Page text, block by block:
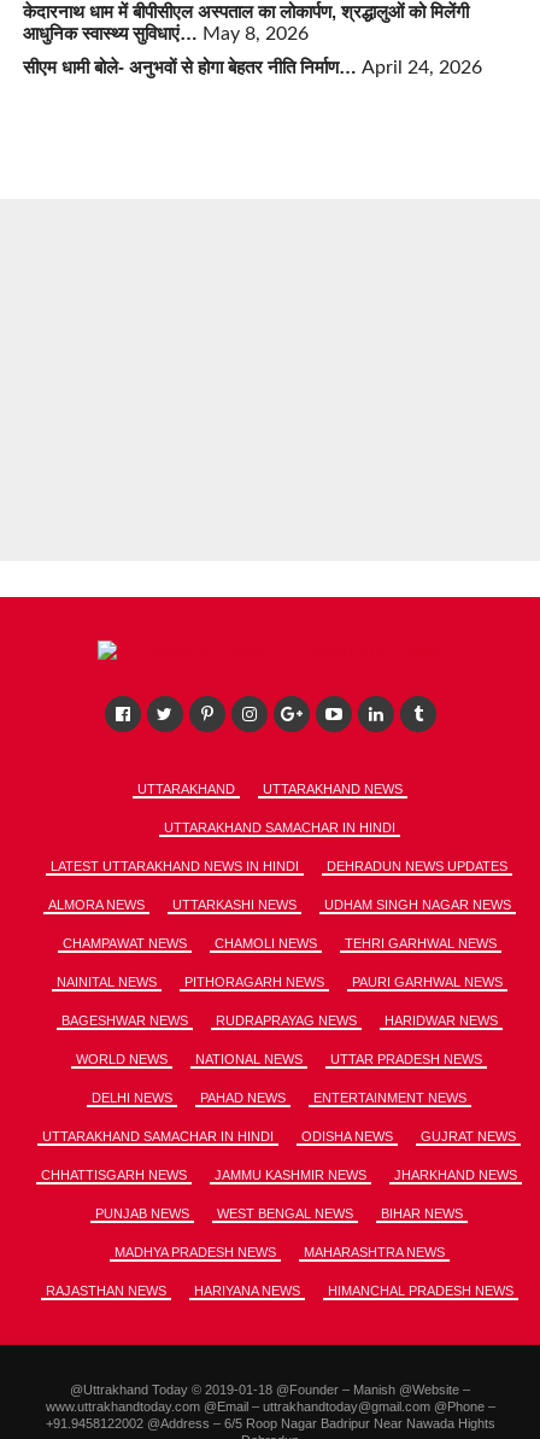
केदारनाथ धाम में बीपीसीएल अस्पताल का लोकार्पण, श्रद्धालुओं को मिलेंगी
आधुनिक स्वास्थ्य सुविधाएं… May 8, 2026
सीएम धामी बोले- अनुभवों से होगा बेहतर नीति निर्माण… April 24, 2026
UTTARAKHAND UTTARAKHAND NEWS
UTTARAKHAND SAMACHAR IN HINDI
LATEST UTTARAKHAND NEWS IN HINDI DEHRADUN NEWS UPDATES
ALMORA NEWS UTTARKASHI NEWS UDHAM SINGH NAGAR NEWS
CHAMPAWAT NEWS CHAMOLI NEWS TEHRI GARHWAL NEWS
NAINITAL NEWS PITHORAGARH NEWS PAURI GARHWAL NEWS
BAGESHWAR NEWS RUDRAPRAYAG NEWS HARIDWAR NEWS
WORLD NEWS NATIONAL NEWS UTTAR PRADESH NEWS
DELHI NEWS PAHAD NEWS ENTERTAINMENT NEWS
UTTARAKHAND SAMACHAR IN HINDI ODISHA NEWS GUJRAT NEWS
CHHATTISGARH NEWS JAMMU KASHMIR NEWS JHARKHAND NEWS
PUNJAB NEWS WEST BENGAL NEWS BIHAR NEWS
MADHYA PRADESH NEWS MAHARASHTRA NEWS
RAJASTHAN NEWS HARIYANA NEWS HIMANCHAL PRADESH NEWS
@Uttrakhand Today © 2019-01-18 @Founder – Manish @Website –
www.uttrakhandtoday.com @Email – uttrakhandtoday@gmail.com @Phone –
+91.9458122002 @Address – 6/5 Roop Nagar Badripur Near Nawada Hights